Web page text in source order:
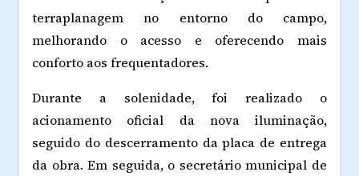
terraplanagem no entorno do campo,
melhorando o acesso e oferecendo mais
conforto aos frequentadores.
Durante a solenidade, foi realizado o
acionamento oficial da nova iluminação,
seguido do descerramento da placa de entrega
da obra. Em seguida, o secretário municipal de